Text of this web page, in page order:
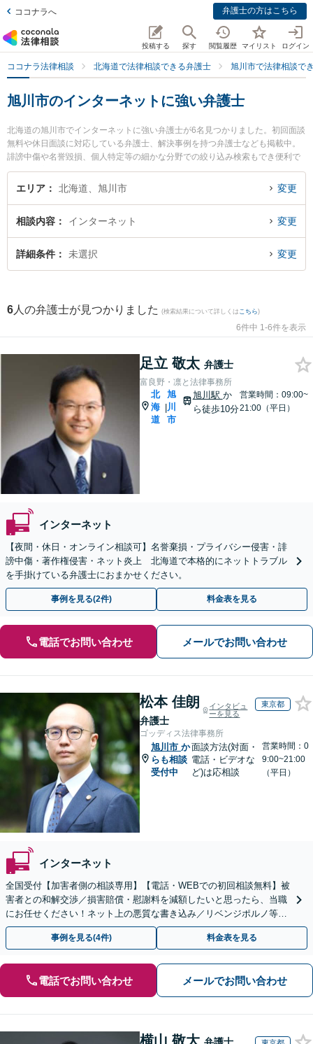
ココナラへ 弁護士の方はこちら
投稿する 探す 閲覧履歴 マイリスト ログイン
ココナラ法律相談 北海道で法律相談できる弁護士 旭川市で法律相談で
旭川市のインターネットに強い弁護士
北海道の旭川市でインターネットに強い弁護士が6名見つかりました。初回面談
無料や休日面談に対応している弁護士、解決事例を持つ弁護士なども掲載中。
誹謗中傷や名誉毀損、個人特定等の細かな分野での絞り込み検索もでき便利で
す。特に富良野・凛と法律事務所の足立 敬太弁護士やラフター法律事務所の小
田桐 誠弁護士、旭川つばさ法律事務所の佐藤 達哉弁護士のプロフィール情報や
のトラブル解決の実績豊富な近くの弁護士を検索したい』『初回相談無料でイ
ンターネットを法律相談できる旭川市内の弁護士に相談予約したい』などでお
困りの相談者さんにおすすめです。
エリア 北海道、旭川市 変更
相談内容 インターネット 変更
詳細条件 未選択 変更
6 人の弁護士が見つかりました (検索結果について詳しくは こちら)
6件中 1-6件を表示
足立 敬太 弁護士
富良野・凛と法律事務所
北
海
道
|
旭
川
市
旭川駅 か
ら徒歩10分
営業時間：09:00~
21:00（平日）
インターネット
【夜間・休日・オンライン相談可】名誉棄損・プライバシー侵害・誹
謗中傷・著作権侵害・ネット炎上 北海道で本格的にネットトラブル
を手掛けている弁護士におまかせください。
事例を見る(2件) 料金表を見る
電話でお問い合わせ メールでお問い合わせ
松本 佳朗
弁護士
インタビュ
ーを見る
東京都
ゴッディス法律事務所
旭川市 か
らも相談
受付中
面談方法(対面・
電話・ビデオな
ど)は応相談
営業時間：0
9:00~21:00
（平日）
インターネット
全国受付【加害者側の相談専用】【電話・WEBでの初回相談無料】被
害者との和解交渉／損害賠償・慰謝料を減額したいと思ったら、当職
にお任せください！ネット上の悪質な書き込み／リベンジポルノ等、
代表弁護士が最後まで対応【関東エリア以外の相談も可】
事例を見る(4件) 料金表を見る
電話でお問い合わせ メールでお問い合わせ
横山 敬大 東京都